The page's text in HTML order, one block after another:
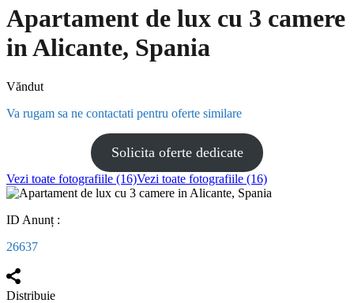
Apartament de lux cu 3 camere
in Alicante, Spania
Văndut
Va rugam sa ne contactati pentru oferte similare
Solicita oferte dedicate
Vezi toate fotografiile (16)Vezi toate fotografiile (16)
ID Anunț :
26637
Distribuie